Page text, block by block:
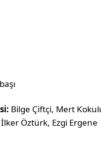
Bilge Çiftçi, Mert
Öztürk, Ezgi Ergene